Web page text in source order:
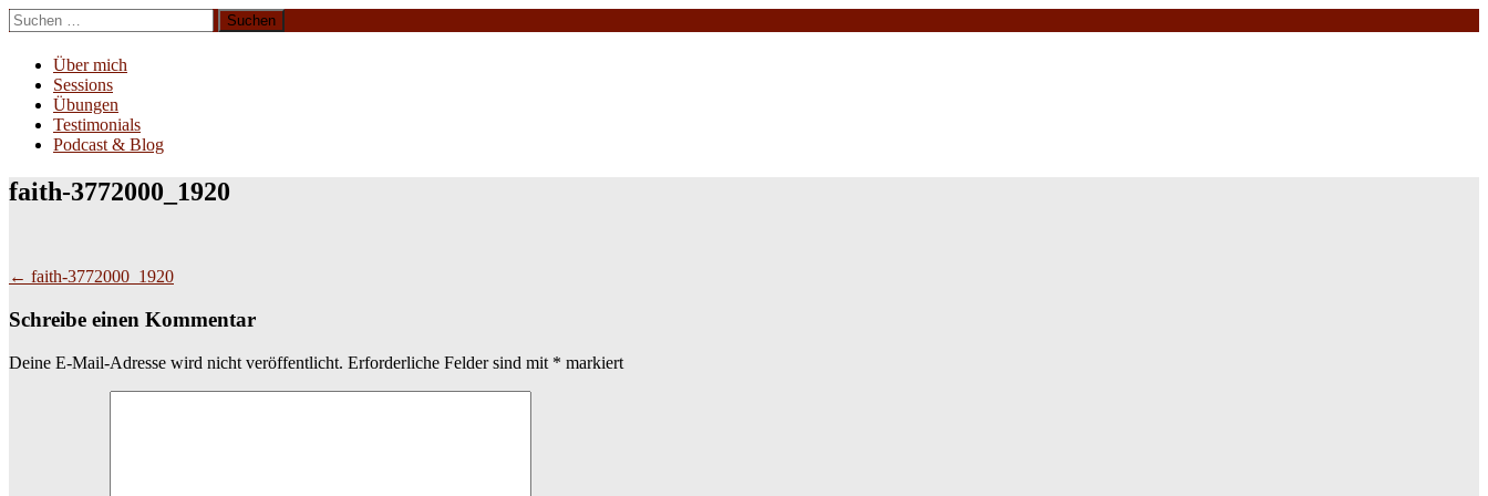
Zum
Inhalt
springen
Suchen
nach:
Über mich
Sessions
Übungen
Testimonials
Podcast & Blog
faith-3772000_1920
Beitragsnavigation
← faith-3772000_1920
Schreibe einen Kommentar
Deine E-Mail-Adresse wird nicht veröffentlicht. Erforderliche Felder sind mit * markiert